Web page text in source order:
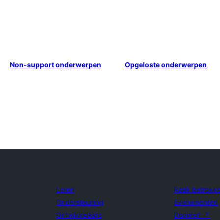
Non-support onderwerpen Opgeloste onderwerpen
Leren
Ondersteuning
Ontwikkelaars
Raak
Evenementen
Doneren ↗